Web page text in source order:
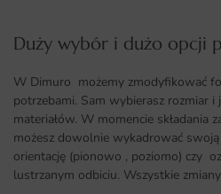
Duży wybór i dużo opcji
W Dimuro możemy zmodyfikować
potrzebami. Sam wybierasz rozmiar
materiałów. W momencie składania
możesz dowolnie wykadrować
orientację (pionowo , poziomo) czy
lustrzanym odbiciu. Wszystkie